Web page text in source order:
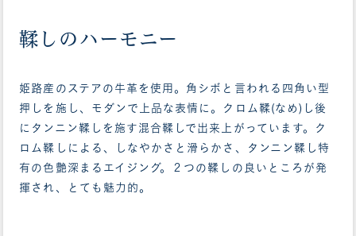
鞣しのハーモニー
姫路産のステアの牛革を使用。角シボと言われる四角い型
押しを施し、モダンで上品な表情に。クロム鞣(なめ)し後
にタンニン鞣しを施す混合鞣しで出来上がっています。ク
ロム鞣しによる、しなやかさと滑らかさ、タンニン鞣し特
有の色艶深まるエイジング。２つの鞣しの良いところが発
揮され、とても魅力的。